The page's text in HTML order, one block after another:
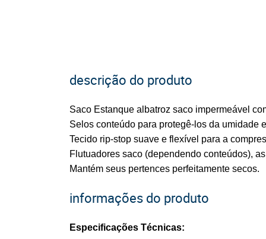
descrição do produto
Saco Estanque albatroz saco impermeável
Selos conteúdo para protegê-los da umidade
Tecido rip-stop suave e flexível para a
Flutuadores saco (dependendo conteúdos),
Mantém seus pertences perfeitamente secos.
informações do produto
Especificações Técnicas: